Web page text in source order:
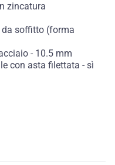
zincatura
soffitto (forma
- 10.5 mm
con asta filettata - sì